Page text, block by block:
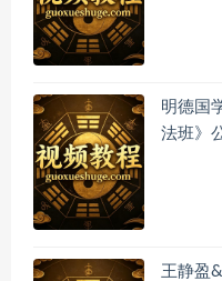
明德国
法班》
王静盈